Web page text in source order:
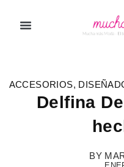
contenido
ACCESORIOS,
Delfina
BY